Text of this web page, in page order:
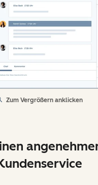
Zum Vergrößern anklicken